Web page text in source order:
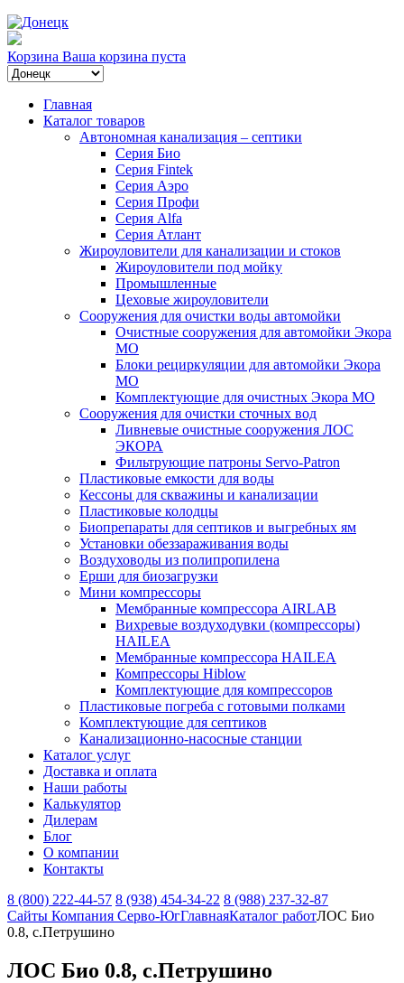
Корзина Ваша корзина пуста
Главная
Каталог товаров
Автономная канализация – септики
Серия Био
Серия Fintek
Серия Аэро
Серия Профи
Серия Alfa
Серия Атлант
Жироуловители для канализации и стоков
Жироуловители под мойку
Промышленные
Цеховые жироуловители
Сооружения для очистки воды автомойки
Очистные сооружения для автомойки Экора
МО
Блоки рециркуляции для автомойки Экора
МО
Комплектующие для очистных Экора МО
Сооружения для очистки сточных вод
Ливневые очистные сооружения ЛОС
ЭКОРА
Фильтрующие патроны Servo-Patron
Пластиковые емкости для воды
Кессоны для скважины и канализации
Пластиковые колодцы
Биопрепараты для септиков и выгребных ям
Установки обеззараживания воды
Воздуховоды из полипропилена
Ерши для биозагрузки
Мини компрессоры
Мембранные компрессора AIRLAB
Вихревые воздуходувки (компрессоры)
HAILEA
Мембранные компрессора HAILEA
Компрессоры Hiblow
Комплектующие для компрессоров
Пластиковые погреба с готовыми полками
Комплектующие для септиков
Канализационно-насосные станции
Каталог услуг
Доставка и оплата
Наши работы
Калькулятор
Дилерам
Блог
О компании
Контакты
8 (800) 222-44-57 8 (938) 454-34-22 8 (988) 237-32-87
Сайты Компания Серво-ЮгГлавнаяКаталог работЛОС Био
0.8, с.Петрушино
ЛОС Био 0.8, с.Петрушино